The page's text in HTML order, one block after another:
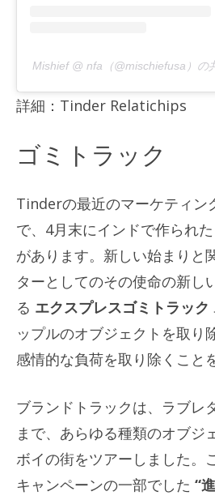
Mishief @ nfa（@mischiefusa）の
詳細：Tinder Relatichips
ゴミトラック
Tinderの最近のマーケティン
で、4月末にインドで作られ
があります。新しい始まりと
ターとしてのその使命の新し
る エクスプレスゴミトラック
ップルのオブジェクトを取り
感情的な負荷を取り除くこと
ブランドトラックは、ラブレ
まで、あらゆる種類のオブジ
ボイの街をツアーしました。
キャンペーンの一部でした “